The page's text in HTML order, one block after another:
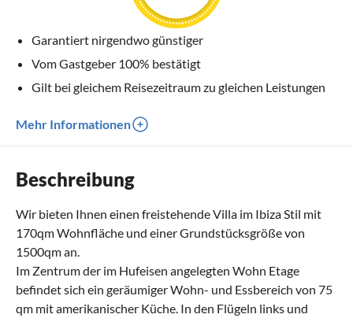
Garantiert nirgendwo günstiger
Vom Gastgeber 100% bestätigt
Gilt bei gleichem Reisezeitraum zu gleichen Leistungen
Mehr Informationen
Beschreibung
Wir bieten Ihnen einen freistehende Villa im Ibiza Stil mit
170qm Wohnfläche und einer Grundstücksgröße von
1500qm an.
Im Zentrum der im Hufeisen angelegten Wohn Etage
befindet sich ein geräumiger Wohn- und Essbereich von 75
qm mit amerikanischer Küche. In den Flügeln links und